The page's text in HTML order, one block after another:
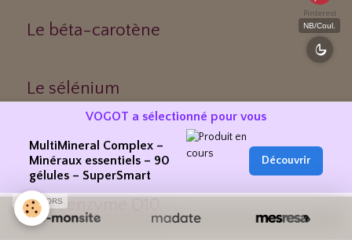
Le béta-carotène
Le sélénium
Le lycopène
La coenzyme Q10
Pinterest
NB/Coul.
VOGOT a sélectionné pour vous
MultiMineral Complex –
Minéraux essentiels – 90
gélules – SuperSmart
Découvrir
SPONSORS